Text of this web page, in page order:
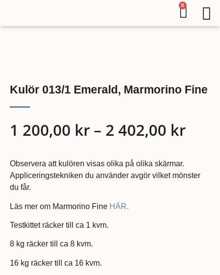
0
Kulör 013/1 Emerald, Marmorino Fine
1 200,00 kr – 2 402,00 kr
Observera att kulören visas olika på olika skärmar.
Appliceringstekniken du använder avgör vilket mönster
du får.
Läs mer om Marmorino Fine HÄR.
Testkittet räcker till ca 1 kvm.
8 kg räcker till ca 8 kvm.
16 kg räcker till ca 16 kvm.